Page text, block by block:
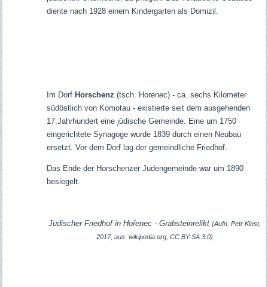
diente nach 1928 einem Kindergarten als Domizil.
Im Dorf Horschenz (tsch. Horenec) - ca. sechs Kilometer
südöstlich von Komotau - existierte seit dem ausgehenden
17.Jahrhundert eine jüdische Gemeinde. Eine um 1750
eingerichtete Synagoge wurde 1839 durch einen Neubau
ersetzt. Vor dem Dorf lag der gemeindliche Friedhof.
Das Ende der Horschenzer Judengemeinde war um 1890
besiegelt.
Jüdischer Friedhof in Hořenec - Grabsteinrelikt (Aufn. Petr Kinst,
2017, aus: wikipedia.org, CC BY-SA 3.0)